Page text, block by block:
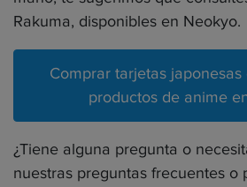
Rakuma, disponibles en Neokyo.
Comprar tarjetas
productos de anime
¿Tiene alguna pregunta o
nuestras preguntas frecuentes o